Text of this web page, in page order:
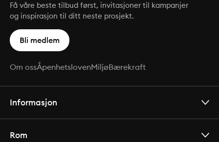
Få våre beste tilbud først, invitasjoner til kampanjer
og inspirasjon til ditt neste prosjekt.
Bli medlem
Om ossÅpenhetslovenMiljøBærekraft
Informasjon
Rom